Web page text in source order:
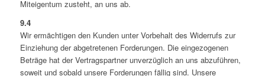
Miteigentum zusteht, an uns ab.
9.4
Wir ermächtigen den Kunden unter Vorbehalt des Widerrufs zur
Einziehung der abgetretenen Forderungen. Die eingezogenen
Beträge hat der Vertragspartner unverzüglich an uns abzuführen,
soweit und sobald unsere Forderungen fällig sind. Unsere